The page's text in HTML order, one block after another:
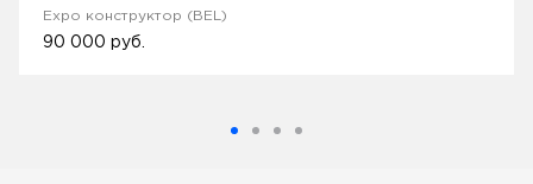
Expo конструктор (BEL)
90 000 руб.